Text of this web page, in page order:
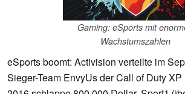
Gaming: eSports mit
Wachstumszahlen
eSports boomt: Activision verteilte im
Sieger-Team EnvyUs der Call of Duty